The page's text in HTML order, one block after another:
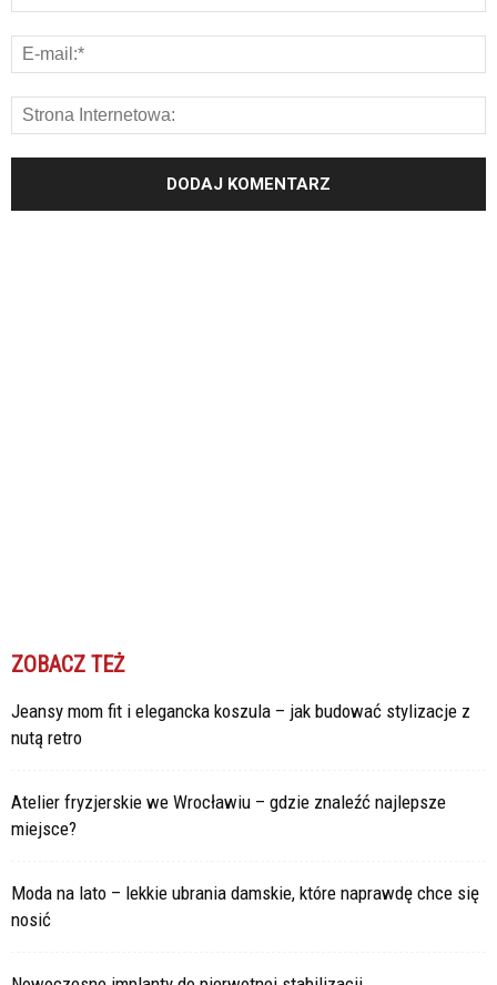
ZOBACZ TEŻ
Jeansy mom fit i elegancka koszula – jak budować stylizacje z
nutą retro
Atelier fryzjerskie we Wrocławiu – gdzie znaleźć najlepsze
miejsce?
Moda na lato – lekkie ubrania damskie, które naprawdę chce się
nosić